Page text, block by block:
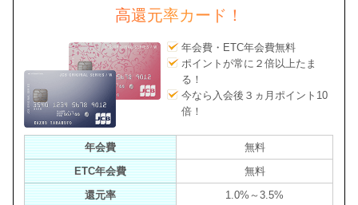
高還元率カード！
年会費・ETC年会費無料
ポイントが常に２倍以上たま
る！
今なら入会後３ヵ月ポイント10
倍！
年会費
無料
ETC年会費
無料
還元率
1.0%～3.5%